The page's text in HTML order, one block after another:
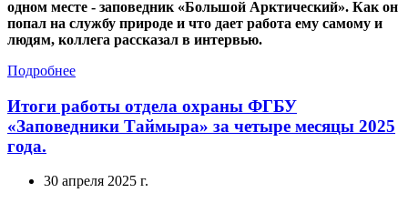
одном месте - заповедник «Большой Арктический». Как он
попал на службу природе и что дает работа ему самому и
людям, коллега рассказал в интервью.
Подробнее
Итоги работы отдела охраны ФГБУ
«Заповедники Таймыра» за четыре месяцы 2025
года.
30 апреля 2025 г.